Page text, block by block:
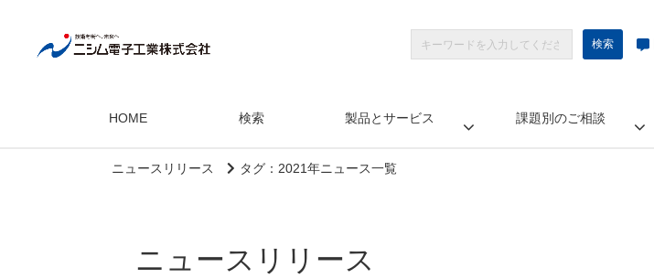
HOME 検索 製品とサービス 課題別のご相談
ニュースリリース タグ：2021年ニュース一覧
ニュースリリース